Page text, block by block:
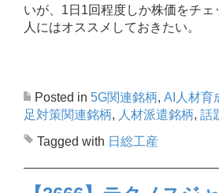
いが、1日1回程度しか株価をチェ
人にはオススメしておきたい。
Posted in 5G関連銘柄, AI人材育
足対策関連銘柄, 人材派遣銘柄, 話
Tagged with 日総工産